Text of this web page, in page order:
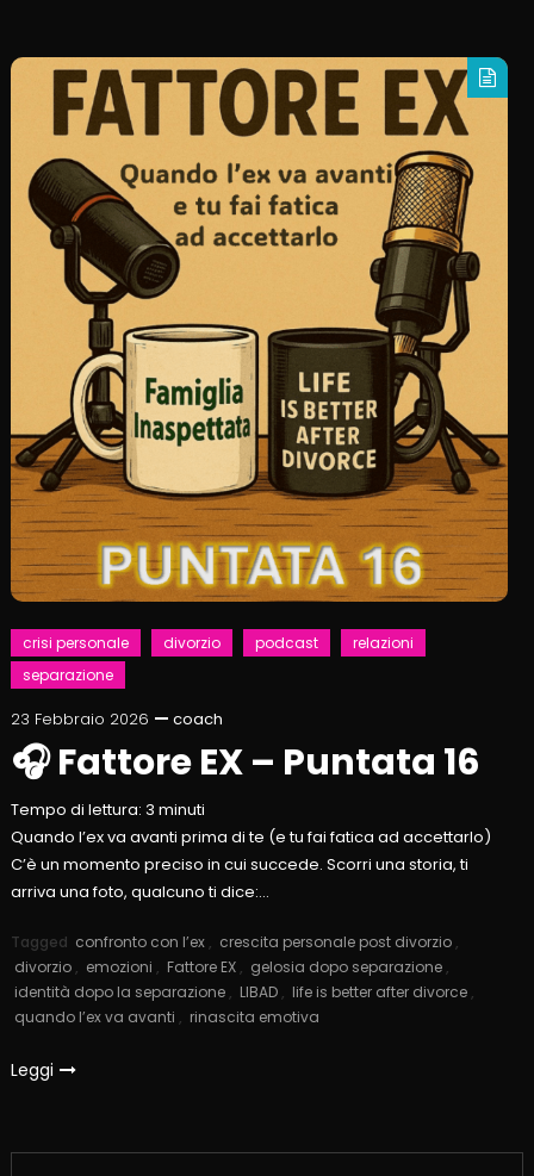
crisi personale divorzio podcast
relazioni
separazione
23 Febbraio 2026 coach
🎧 Fattore EX – Puntata 16
Tempo di lettura: 3 minuti
Quando l’ex va avanti prima di te (e tu fai fatica ad accettarlo)
C’è un momento preciso in cui succede. Scorri una storia, ti
arriva una foto, qualcuno ti dice:…
Tagged confronto con l’ex , crescita personale post divorzio ,
divorzio , emozioni , Fattore EX , gelosia dopo separazione ,
identità dopo la separazione , LIBAD , life is better after divorce ,
quando l’ex va avanti , rinascita emotiva
Leggi